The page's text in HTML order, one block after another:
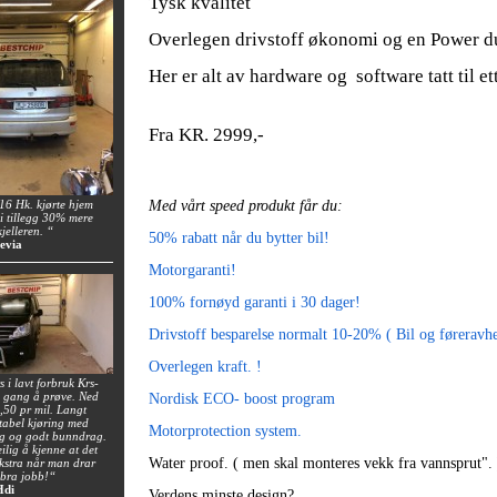
Hk. kjørte hjem
tillegg 30% mere
“
i lavt forbruk Krs-
gang å prøve. Ned
pr mil. Langt
kjøring med
og godt bunndrag.
å kjenne at det
når man drar
jobb!“
Overlegen drivstoff økonomi og en Power
Her er alt av hardware og software tatt til
Fra KR. 2999,-
Med vårt speed produkt får du:
50% rabatt når du bytter bil!
Motorgaranti!
100% fornøyd garanti i 30 dager!
Drivstoff besparelse normalt 10-20% ( Bil og
Overlegen kraft. !
Nordisk ECO- boost program
Motorprotection system.
Water proof. ( men skal monteres vekk fra vannsprut".